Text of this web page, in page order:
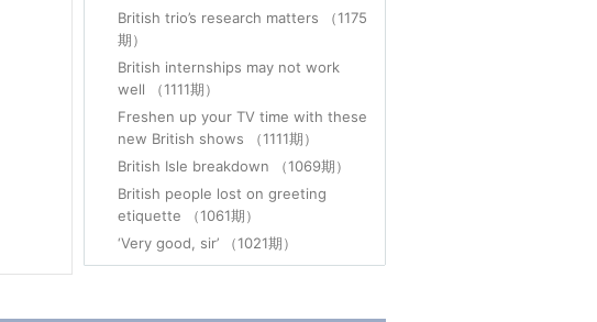
British trio’s research matters （1175
期）
British internships may not work
well （1111期）
Freshen up your TV time with these
new British shows （1111期）
British Isle breakdown （1069期）
British people lost on greeting
etiquette （1061期）
‘Very good, sir’ （1021期）